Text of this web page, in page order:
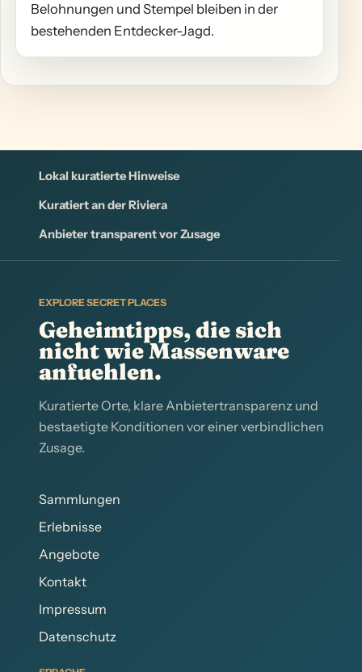
Belohnungen und Stempel bleiben in der
bestehenden Entdecker-Jagd.
Lokal kuratierte Hinweise
Kuratiert an der Riviera
Anbieter transparent vor Zusage
EXPLORE SECRET PLACES
Geheimtipps, die sich
nicht wie Massenware
anfuehlen.
Kuratierte Orte, klare Anbietertransparenz und
bestaetigte Konditionen vor einer verbindlichen
Zusage.
Sammlungen
Erlebnisse
Angebote
Kontakt
Impressum
Datenschutz